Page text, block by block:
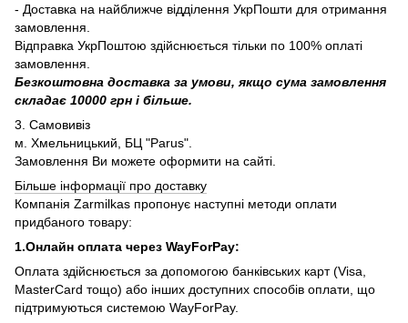
- Доставка на найближче відділення УкрПошти для отримання
замовлення.
Відправка УкрПоштою здійснюється тільки по 100% оплаті
замовлення.
Безкоштовна доставка за умови, якщо сума замовлення
складає 10000 грн і більше.
3. Самовивіз
м. Хмельницький, БЦ "Parus".
Замовлення Ви можете оформити на сайті.
Більше інформації про доставку
Компанія Zarmilkas пропонує наступні методи оплати
придбаного товару:
1.Онлайн оплата через WayForPay:
Оплата здійснюється за допомогою банківських карт (Visa,
MasterCard тощо) або інших доступних способів оплати, що
підтримуються системою WayForPay.